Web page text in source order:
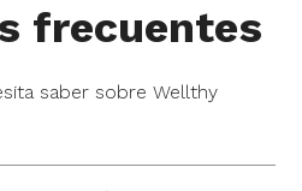
frecuentes
saber sobre Wellthy